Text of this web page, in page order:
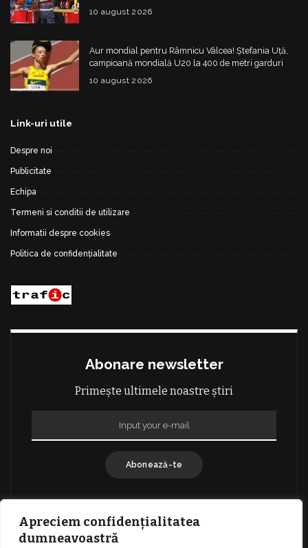
Apreciem confidențialitatea
dumneavoastră
10 august 2026
Aur mondial pentru Râmnicu Vâlcea! Ștefania Uță,
campioană mondială U20 la 400 de metri garduri
10 august 2026
Link-uri utile
Despre noi
Publicitate
Echipa
Termeni si conditii de utilizare
Informatii despre cookies
Politica de confidențialitate
Abonare newsletter
Primește ultimele noastre știri
Abonează-te